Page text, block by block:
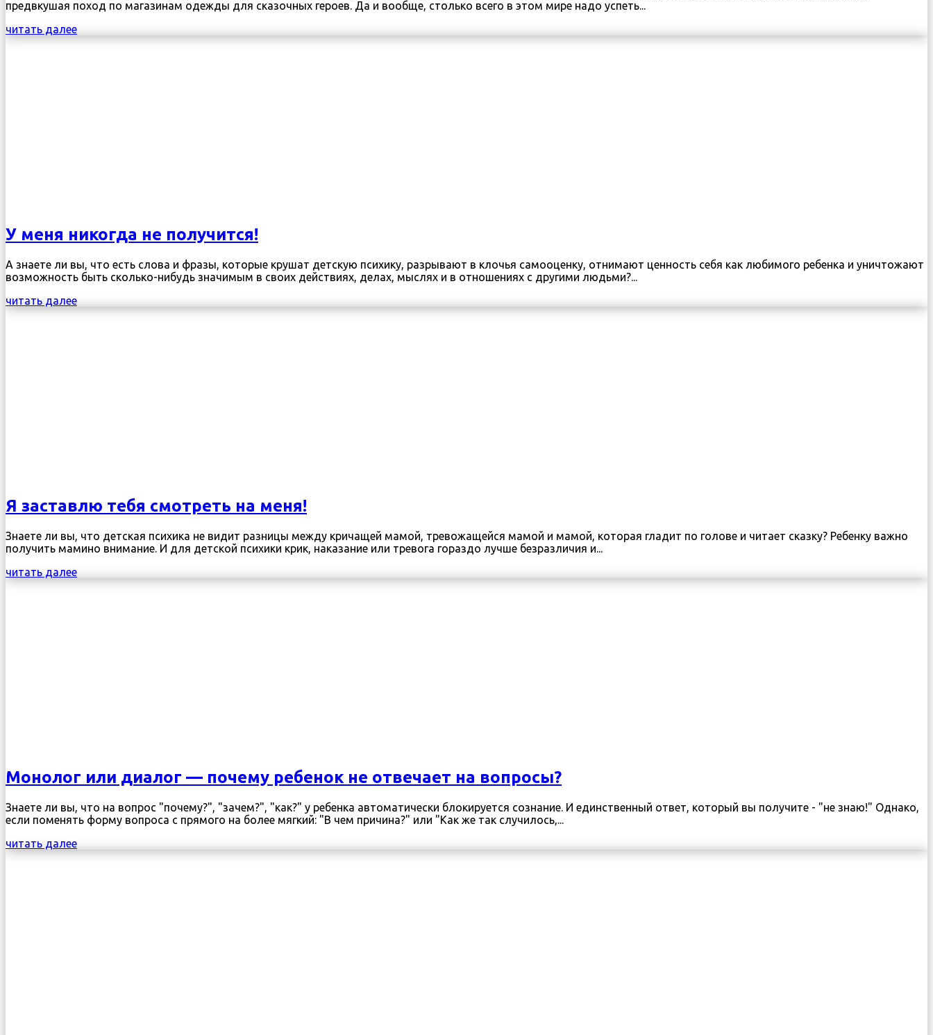
предвкушая поход по магазинам одежды для сказочных героев. Да и вообще, столько всего в этом мире надо успеть...
читать далее
У меня никогда не получится!
А знаете ли вы, что есть слова и фразы, которые крушат детскую психику, разрывают в клочья самооценку, отнимают ценность себя как любимого ребенка и уничтожают
возможность быть сколько-нибудь значимым в своих действиях, делах, мыслях и в отношениях с другими людьми?...
читать далее
Я заставлю тебя смотреть на меня!
Знаете ли вы, что детская психика не видит разницы между кричащей мамой, тревожащейся мамой и мамой, которая гладит по голове и читает сказку? Ребенку важно
получить мамино внимание. И для детской психики крик, наказание или тревога гораздо лучше безразличия и...
читать далее
Монолог или диалог — почему ребенок не отвечает на вопросы?
Знаете ли вы, что на вопрос "почему?", "зачем?", "как?" у ребенка автоматически блокируется сознание. И единственный ответ, который вы получите - "не знаю!" Однако,
если поменять форму вопроса с прямого на более мягкий: "В чем причина?" или "Как же так случилось,...
читать далее